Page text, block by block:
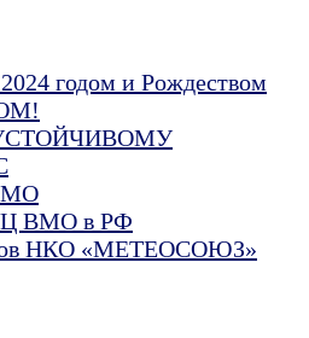
годом и Рождеством
ВМО в РФ
НКО «МЕТЕОСОЮЗ»